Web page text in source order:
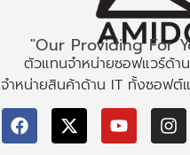
"Our Providing For
ตัวแทนจำหน่ายซอฟแวร์ด้า
จำหน่ายสินค้าด้าน IT ทั้งซอฟต์